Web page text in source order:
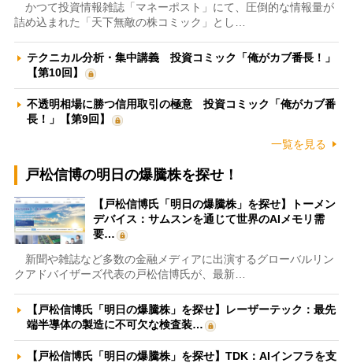
かつて投資情報雑誌「マネーポスト」にて、圧倒的な情報量が
詰め込まれた「天下無敵の株コミック」とし…
テクニカル分析・集中講義 投資コミック「俺がカブ番長！」
【第10回】
不透明相場に勝つ信用取引の極意 投資コミック「俺がカブ番
長！」【第9回】
一覧を見る
戸松信博の明日の爆騰株を探せ！
【戸松信博氏「明日の爆騰株」を探せ】トーメン
デバイス：サムスンを通じて世界のAIメモリ需
要…
新聞や雑誌など多数の金融メディアに出演するグローバルリン
クアドバイザーズ代表の戸松信博氏が、最新…
【戸松信博氏「明日の爆騰株」を探せ】レーザーテック：最先
端半導体の製造に不可欠な検査装…
【戸松信博氏「明日の爆騰株」を探せ】TDK：AIインフラを支